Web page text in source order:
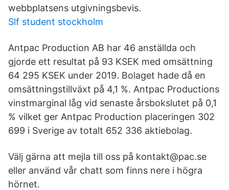
webbplatsens utgivningsbevis.
Slf student stockholm
Antpac Production AB har 46 anställda och
gjorde ett resultat på 93 KSEK med omsättning
64 295 KSEK under 2019. Bolaget hade då en
omsättningstillväxt på 4,1 %. Antpac Productions
vinstmarginal låg vid senaste årsbokslutet på 0,1
% vilket ger Antpac Production placeringen 302
699 i Sverige av totalt 652 336 aktiebolag.
Välj gärna att mejla till oss på kontakt@pac.se
eller använd vår chatt som finns nere i högra
hörnet.